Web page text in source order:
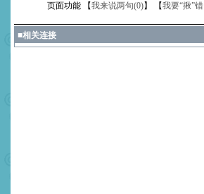
页面功能 【我来说两句(0)】 【我要“揪”错
■相关连接